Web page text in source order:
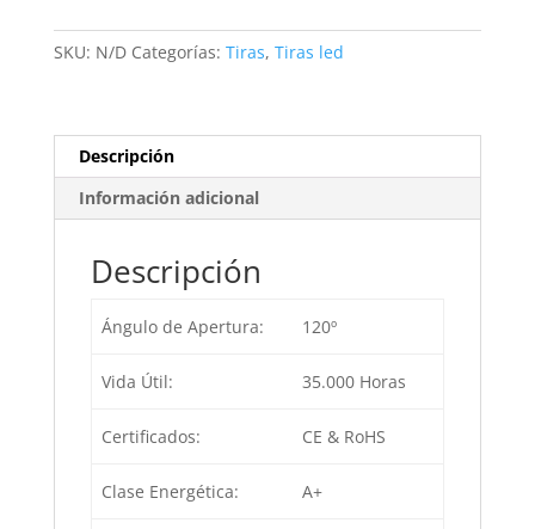
cantidad
SKU: N/D Categorías: Tiras, Tiras led
Descripción
Información adicional
Descripción
Ángulo de Apertura: 120º
Vida Útil: 35.000 Horas
Certificados: CE & RoHS
Clase Energética: A+